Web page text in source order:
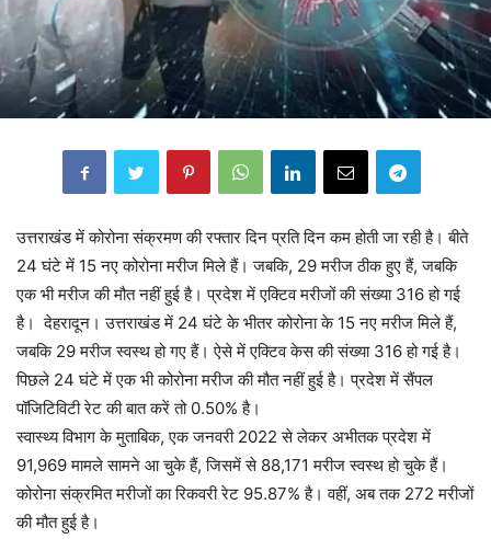
उत्तराखंड में कोरोना संक्रमण की रफ्तार दिन प्रति दिन कम होती जा रही है। बीते
24 घंटे में 15 नए कोरोना मरीज मिले हैं। जबकि, 29 मरीज ठीक हुए हैं, जबकि
एक भी मरीज की मौत नहीं हुई है। प्रदेश में एक्टिव मरीजों की संख्या 316 हो गई
है। देहरादून। उत्तराखंड में 24 घंटे के भीतर कोरोना के 15 नए मरीज मिले हैं,
जबकि 29 मरीज स्वस्थ हो गए हैं। ऐसे में एक्टिव केस की संख्या 316 हो गई है।
पिछले 24 घंटे में एक भी कोरोना मरीज की मौत नहीं हुई है। प्रदेश में सैंपल
पॉजिटिविटी रेट की बात करें तो 0.50% है।
स्वास्थ्य विभाग के मुताबिक, एक जनवरी 2022 से लेकर अभीतक प्रदेश में
91,969 मामले सामने आ चुके हैं, जिसमें से 88,171 मरीज स्वस्थ हो चुके हैं।
कोरोना संक्रमित मरीजों का रिकवरी रेट 95.87% है। वहीं, अब तक 272 मरीजों
की मौत हुई है।